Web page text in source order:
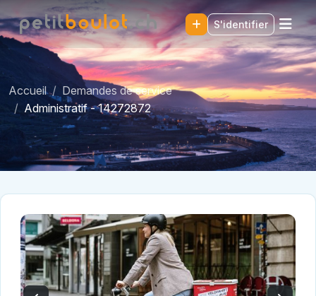
S'identifier
Accueil
Demandes de service
Administratif - 14272872